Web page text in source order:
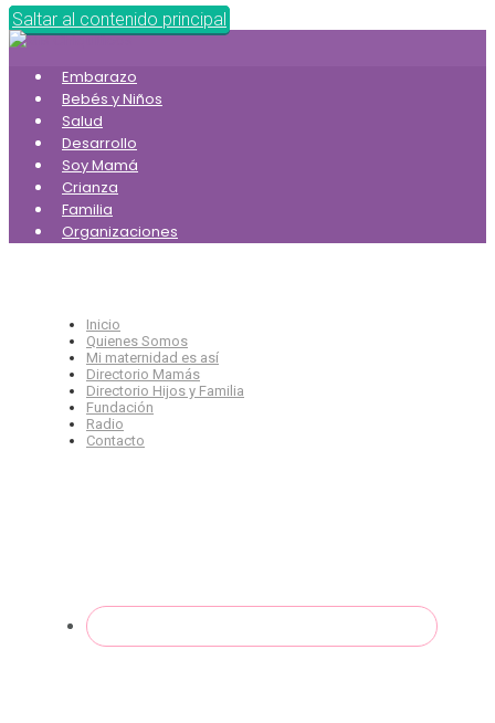
Saltar al contenido principal
Embarazo
Bebés y Niños
Salud
Desarrollo
Soy Mamá
Crianza
Familia
Organizaciones
Inicio
Quienes Somos
Mi maternidad es así
Directorio Mamás
Directorio Hijos y Familia
Fundación
Radio
Contacto